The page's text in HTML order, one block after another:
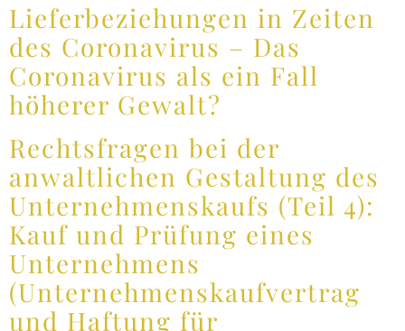
Lieferbeziehungen in Zeiten
des Coronavirus – Das
Coronavirus als ein Fall
höherer Gewalt?
Rechtsfragen bei der
anwaltlichen Gestaltung des
Unternehmenskaufs (Teil 4):
Kauf und Prüfung eines
Unternehmens
(Unternehmenskaufvertrag
und Haftung für